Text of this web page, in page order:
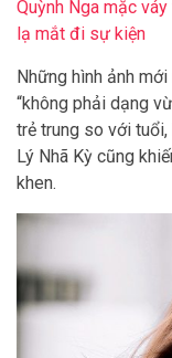
Quỳnh Nga mặc
lạ mắt đi sự kiện
Những hình ảnh
“không phải dạng
trẻ trung so với
Lý Nhã Kỳ cũng
khen.